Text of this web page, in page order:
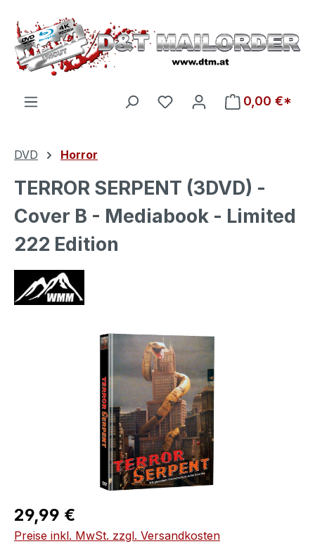
Zum Hauptinhalt springen
Du hast 0 Produkte auf
0,00 €*
DVD Horror
TERROR SERPENT (3DVD) -
Cover B - Mediabook - Limited
222 Edition
Bildergalerie überspringen
Regulärer Preis:
29,99 €
Preise inkl. MwSt. zzgl. Versandkosten